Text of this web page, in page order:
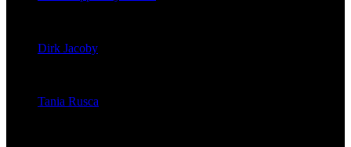
Dirk Jacoby
Tania Rusca